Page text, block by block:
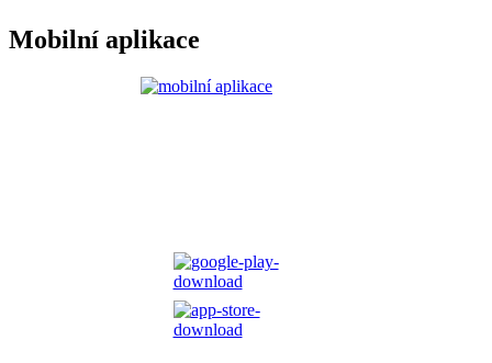
Mobilní aplikace